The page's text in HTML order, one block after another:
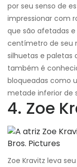
por seu senso de
impressionar com
que são afetadas
centímetro de seu
silhuetas e paletas
também é
bloqueadas como
metade inferior de
4. Zoe
Zoe Kravitz leva